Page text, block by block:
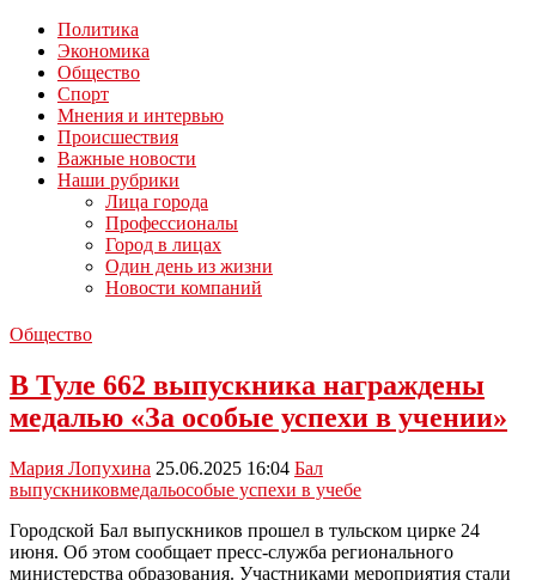
Политика
Экономика
Общество
Спорт
Мнения и интервью
Происшествия
Важные новости
Наши рубрики
Лица города
Профессионалы
Город в лицах
Один день из жизни
Новости компаний
Общество
В Туле 662 выпускника награждены
медалью «За особые успехи в учении»
Мария Лопухина 25.06.2025 16:04 Бал
выпускниковмедальособые успехи в учебе
Городской Бал выпускников прошел в тульском цирке 24
июня. Об этом сообщает пресс-служба регионального
министерства образования. Участниками мероприятия стали